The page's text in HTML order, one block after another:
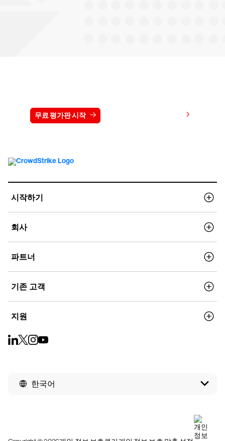
무료 평가판 시작
시작하기
회사
파트너
기존 고객
지원
한국어